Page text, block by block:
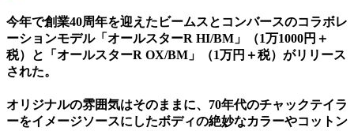
今年で創業40周年を迎えたビームスとコンバースのコラボレ
ーションモデル「オールスターR HI/BM」（1万1000円＋
税）と「オールスターR OX/BM」（1万円＋税）がリリース
された。
オリジナルの雰囲気はそのままに、70年代のチャックテイラ
ーをイメージソースにしたボディの絶妙なカラーやコットン